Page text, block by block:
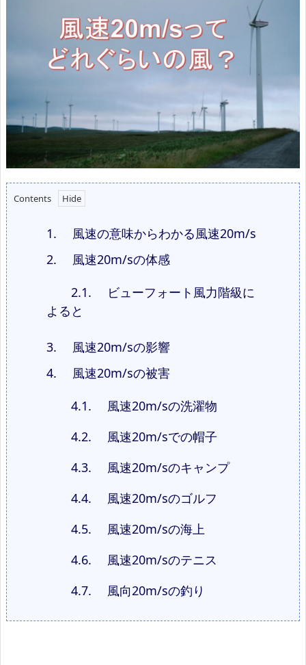
Contents
1.
風速の意味からわかる風速20m/s
2.
風速20m/sの体感
2.1.
ビューフォート風力階級に
よると
3.
風速20m/sの影響
4.
風速20m/sの被害
4.1.
風速20m/sの洗濯物
4.2.
風速20m/sでの帽子
4.3.
風速20m/sのキャンプ
4.4.
風速20m/sのゴルフ
4.5.
風速20m/sの海上
4.6.
風速20m/sのテニス
4.7.
風向20m/sの釣り